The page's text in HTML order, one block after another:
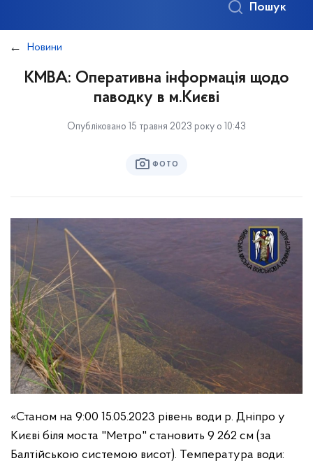
Пошук
Новини
КМВА: Оперативна інформація щодо
паводку в м.Києві
Опубліковано 15 травня 2023 року о 10:43
ФОТО
«Станом на 9:00 15.05.2023 рівень води р. Дніпро у
Києві біля моста "Метро" становить 9 262 см (за
Балтійською системою висот). Температура води: